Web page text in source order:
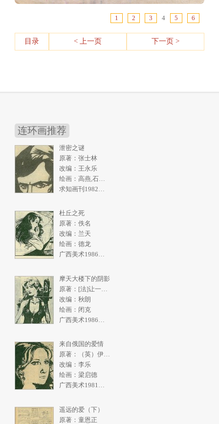
1 2 3 4 5 6
目录 < 上一页 下一页 >
连环画推荐
泄密之谜
原著：张士林
改编：王永乐
杜丘之死
原著：佚名
改编：兰天
绘画：德龙
广西美术1986年5期
摩天大楼下的阴影
改编：秋朗
绘画：闭克
来自俄国的爱情
原著：（英）伊恩弗利明
改编：李乐
绘画：梁启德
广西美术1981年2期
遥远的爱（下）
原著：童恩正